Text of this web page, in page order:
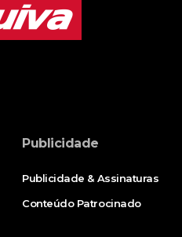
Publicidade
Publicidade & Assinaturas
Conteúdo Patrocinado